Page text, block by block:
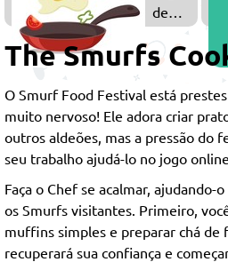
de
Cozinhar
The Smurfs
O Smurf Food Festival está
muito nervoso! Ele adora criar
outros aldeões, mas a pressão do
seu trabalho ajudá-lo no jogo
Faça o Chef se acalmar, ajudando-
os Smurfs visitantes. Primeiro,
muffins simples e preparar chá de
recuperará sua confiança e